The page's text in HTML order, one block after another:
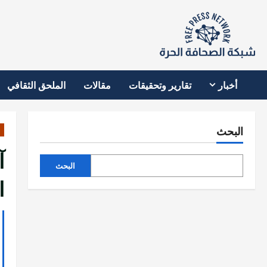
أخبار تقارير وتحقيقات مقالات الملحق الثقافي
البحث
البحث